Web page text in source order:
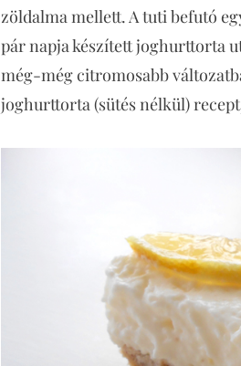
zöldalma mellett. A tuti befutó
pár napja készített joghurttorta
még-még citromosabb
joghurttorta (sütés nélkül)